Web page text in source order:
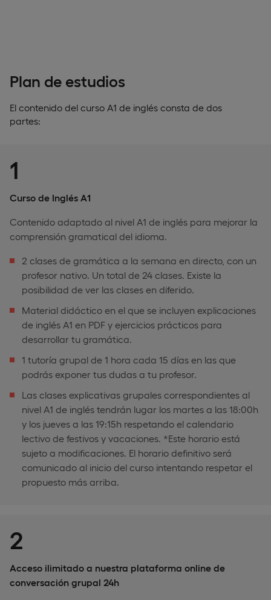
Plan de estudios
El contenido del curso A1 de inglés consta de dos
partes:
1
Curso de Inglés A1
Contenido adaptado al nivel A1 de inglés para mejorar la
comprensión gramatical del idioma.
2 clases de gramática a la semana en directo, con un
profesor nativo. Un total de 24 clases. Existe la
posibilidad de ver las clases en diferido.
Material didáctico en el que se incluyen explicaciones
de inglés A1 en PDF y ejercicios prácticos para
desarrollar tu gramática.
1 tutoría grupal de 1 hora cada 15 días en las que
podrás exponer tus dudas a tu profesor.
Las clases explicativas grupales correspondientes al
nivel A1 de inglés tendrán lugar los martes a las 18:00h
y los jueves a las 19:15h respetando el calendario
lectivo de festivos y vacaciones. *Este horario está
sujeto a modificaciones. El horario definitivo será
comunicado al inicio del curso intentando respetar el
propuesto más arriba.
2
Acceso ilimitado a nuestra plataforma online de
conversación grupal 24h